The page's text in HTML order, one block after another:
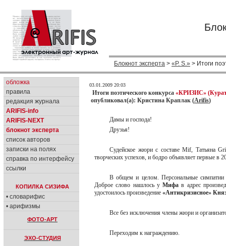
Блокнот эксперта > «P. S.» > Итоги
обложка
правила
редакция журнала
ARIFIS-info
ARIFIS-NEXT
блокнот эксперта
список авторов
записки на полях
справка по интерфейсу
ссылки
КОПИЛКА СИЗИФА
• словарифис
• арифизмы
ФОТО-АРТ
ЭХО-СТУДИЯ
03.01.2009 20:03
Итоги поэтического конкурса «КРИЗИС»
опубликовал(а): Кристина Краплак (Arifis)
Дамы и господа!
Друзья!
Судейское жюри с составе Mif, Татьяна
творческих успехов, и бодро объявляет первые в
В общем и целом. Персональные
Доброе слово нашлось у Мифа в адрес
удостоилось произведение «Антикризисное»
Все без исключения члены жюри и
Переходим к награждению.